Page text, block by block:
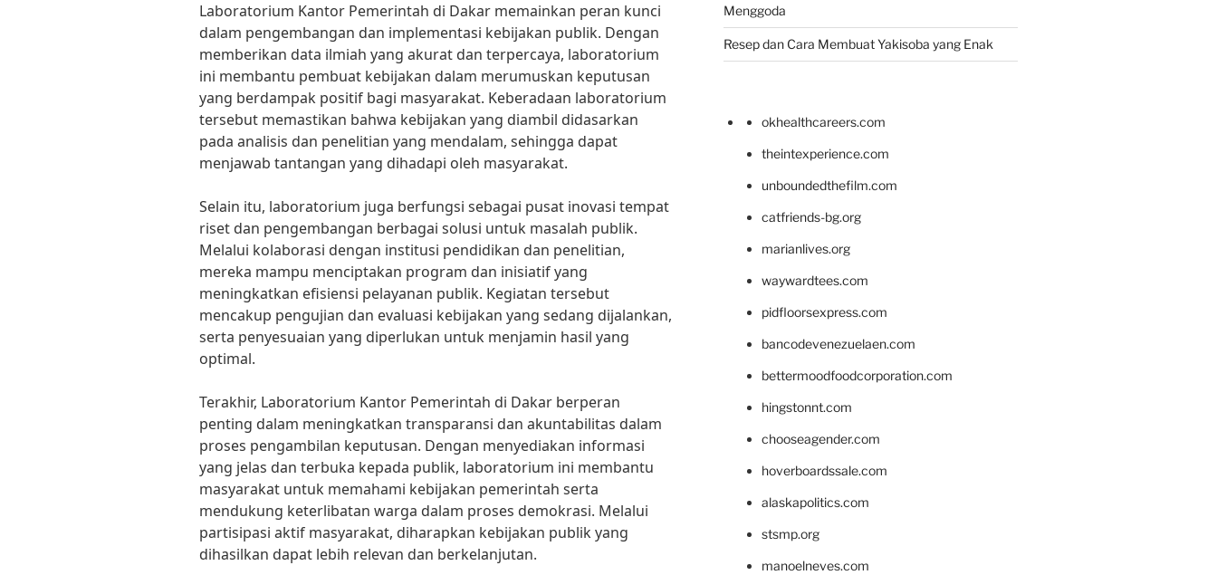
Laboratorium Kantor Pemerintah di Dakar memainkan peran kunci
dalam pengembangan dan implementasi kebijakan publik. Dengan
memberikan data ilmiah yang akurat dan terpercaya, laboratorium
ini membantu pembuat kebijakan dalam merumuskan keputusan
yang berdampak positif bagi masyarakat. Keberadaan laboratorium
tersebut memastikan bahwa kebijakan yang diambil didasarkan
pada analisis dan penelitian yang mendalam, sehingga dapat
menjawab tantangan yang dihadapi oleh masyarakat.
Selain itu, laboratorium juga berfungsi sebagai pusat inovasi tempat
riset dan pengembangan berbagai solusi untuk masalah publik.
Melalui kolaborasi dengan institusi pendidikan dan penelitian,
mereka mampu menciptakan program dan inisiatif yang
meningkatkan efisiensi pelayanan publik. Kegiatan tersebut
mencakup pengujian dan evaluasi kebijakan yang sedang dijalankan,
serta penyesuaian yang diperlukan untuk menjamin hasil yang
optimal.
Terakhir, Laboratorium Kantor Pemerintah di Dakar berperan
penting dalam meningkatkan transparansi dan akuntabilitas dalam
proses pengambilan keputusan. Dengan menyediakan informasi
yang jelas dan terbuka kepada publik, laboratorium ini membantu
masyarakat untuk memahami kebijakan pemerintah serta
mendukung keterlibatan warga dalam proses demokrasi. Melalui
partisipasi aktif masyarakat, diharapkan kebijakan publik yang
dihasilkan dapat lebih relevan dan berkelanjutan.
Menggoda
Resep dan Cara Membuat Yakisoba yang Enak
okhealthcareers.com
theintexperience.com
unboundedthefilm.com
catfriends-bg.org
marianlives.org
waywardtees.com
pidfloorsexpress.com
bancodevenezuelaen.com
bettermoodfoodcorporation.com
hingstonnt.com
chooseagender.com
hoverboardssale.com
alaskapolitics.com
stsmp.org
manoelneves.com